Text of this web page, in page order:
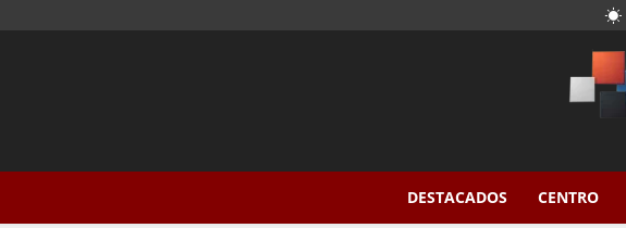
DESTACADOS CENTRO